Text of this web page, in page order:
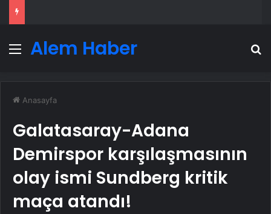
MenüAlem Haber
Anasayfa
Galatasaray-Adana
Demirspor karşılaşmasının
olay ismi Sundberg kritik
maça atandı!